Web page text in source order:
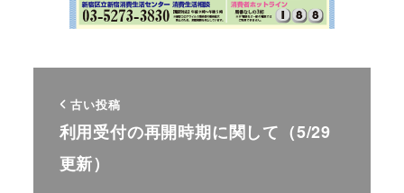
古い投稿
利用受付の再開時期に関して（5/29
更新）